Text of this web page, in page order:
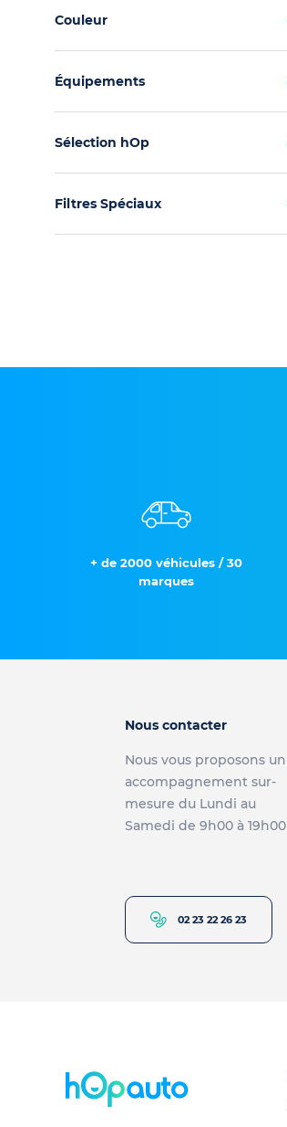
Couleur
Équipements
Sélection hOp
Filtres Spéciaux
+ de 2000 véhicules / 30
marques
Nous contacter
Nous vous proposons un
accompagnement sur-
mesure du Lundi au
Samedi de 9h00 à 19h00
02 23 22 26 23